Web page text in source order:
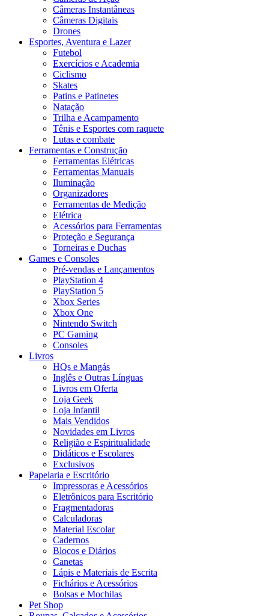
Câmeras Instantâneas
Câmeras Digitais
Drones
Esportes, Aventura e Lazer
Futebol
Exercícios e Academia
Ciclismo
Skates
Patins e Patinetes
Natação
Trilha e Acampamento
Tênis e Esportes com raquete
Lutas e combate
Ferramentas e Construção
Ferramentas Elétricas
Ferramentas Manuais
Iluminação
Organizadores
Ferramentas de Medição
Elétrica
Acessórios para Ferramentas
Proteção e Segurança
Torneiras e Duchas
Games e Consoles
Pré-vendas e Lançamentos
PlayStation 4
PlayStation 5
Xbox Series
Xbox One
Nintendo Switch
PC Gaming
Consoles
Livros
HQs e Mangás
Inglês e Outras Línguas
Livros em Oferta
Loja Geek
Loja Infantil
Mais Vendidos
Novidades em Livros
Religião e Espiritualidade
Didáticos e Escolares
Exclusivos
Papelaria e Escritório
Impressoras e Acessórios
Eletrônicos para Escritório
Fragmentadoras
Calculadoras
Material Escolar
Cadernos
Blocos e Diários
Canetas
Lápis e Materiais de Escrita
Fichários e Acessórios
Bolsas e Mochilas
Pet Shop